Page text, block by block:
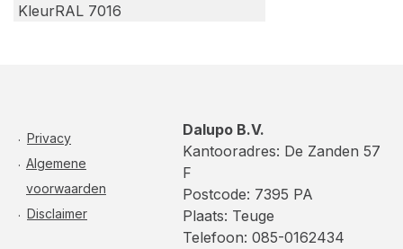
KleurRAL 7016
Privacy
Algemene
voorwaarden
Disclaimer
Dalupo B.V.
Kantooradres: De Zanden 57
F
Postcode: 7395 PA
Plaats: Teuge
Telefoon: 085-0162434